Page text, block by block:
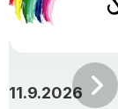
11.9.2026